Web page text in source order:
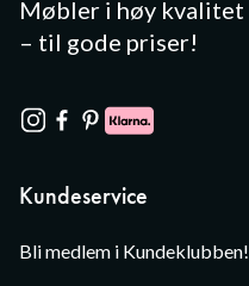
Møbler i høy kvalitet
– til gode priser!
Kundeservice
Bli medlem i Kundeklubben!